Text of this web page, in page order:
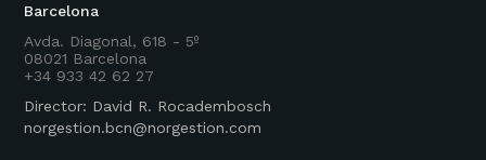
Barcelona
Avda. Diagonal, 618 - 5º
08021 Barcelona
+34 933 42 62 27
Director: David R. Rocadembosch
norgestion.bcn@norgestion.com